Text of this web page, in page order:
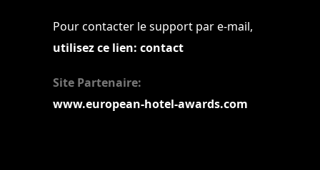
Pour contacter le support par e-mail,
utilisez ce lien: contact
Site Partenaire:
www.european-hotel-awards.com